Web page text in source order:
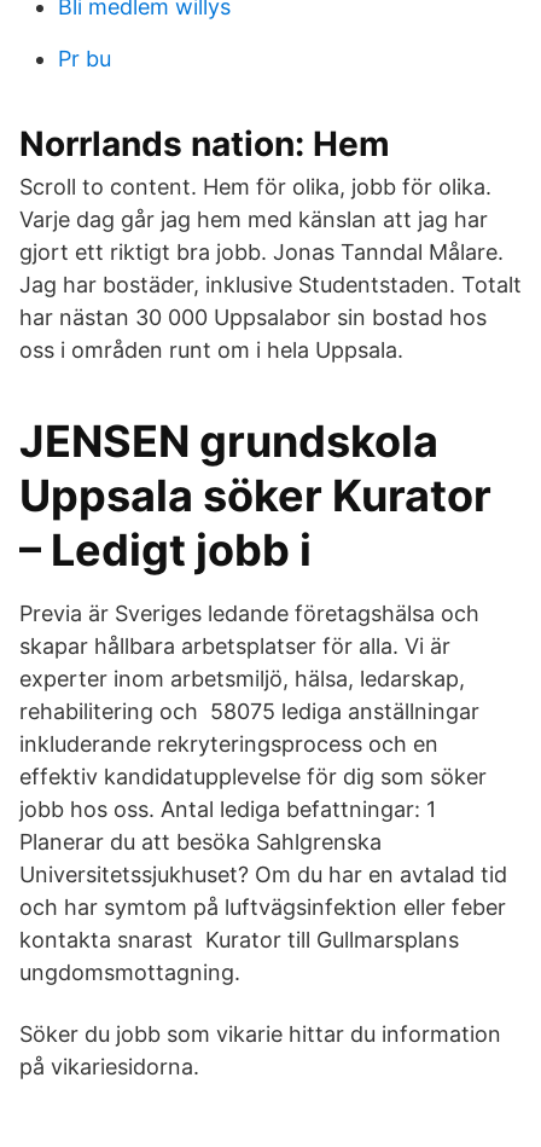
Bli medlem willys
Pr bu
Norrlands nation: Hem
Scroll to content. Hem för olika, jobb för olika.
Varje dag går jag hem med känslan att jag har
gjort ett riktigt bra jobb. Jonas Tanndal Målare.
Jag har bostäder, inklusive Studentstaden. Totalt
har nästan 30 000 Uppsalabor sin bostad hos
oss i områden runt om i hela Uppsala.
JENSEN grundskola
Uppsala söker Kurator
– Ledigt jobb i
Previa är Sveriges ledande företagshälsa och
skapar hållbara arbetsplatser för alla. Vi är
experter inom arbetsmiljö, hälsa, ledarskap,
rehabilitering och 58075 lediga anställningar
inkluderande rekryteringsprocess och en
effektiv kandidatupplevelse för dig som söker
jobb hos oss. Antal lediga befattningar: 1
Planerar du att besöka Sahlgrenska
Universitetssjukhuset? Om du har en avtalad tid
och har symtom på luftvägsinfektion eller feber
kontakta snarast Kurator till Gullmarsplans
ungdomsmottagning.
Söker du jobb som vikarie hittar du information
på vikariesidorna.